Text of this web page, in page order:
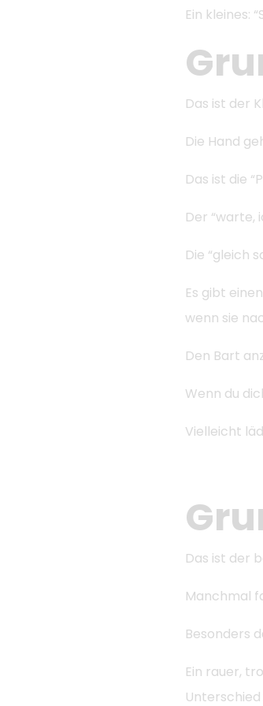
Ein kleines:
Das ist der
Die Hand
Das ist die
Der “warte,
Die “gleich
Es gibt
wenn sie
Den Bart
Wenn du
Vielleicht
Das ist der
Manchmal
Besonders
Ein rauer,